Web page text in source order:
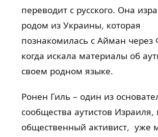
переводит с русского. Она
родом из Украины, которая
познакомилась с Айман через
когда искала материалы об
своем родном языке.
Ронен Гиль – один из
сообщества аутистов Израиля,
общественный активист, уже